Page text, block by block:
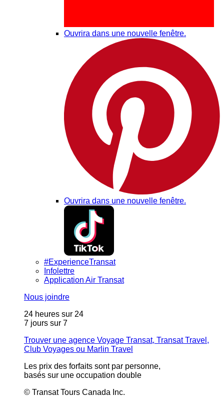
Ouvrira dans une nouvelle fenêtre.
Ouvrira dans une nouvelle fenêtre.
#ExperienceTransat
Infolettre
Application Air Transat
Nous joindre
24 heures sur 24
7 jours sur 7
Trouver une agence Voyage Transat, Transat Travel,
Club Voyages ou Marlin Travel
Les prix des forfaits sont par personne,
basés sur une occupation double
© Transat Tours Canada Inc.